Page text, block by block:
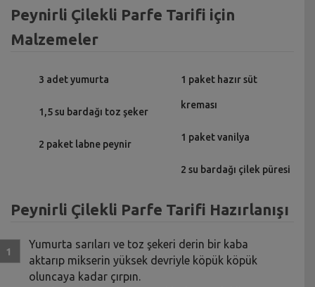
Peynirli Çilekli Parfe Tarifi için
Malzemeler
3 adet yumurta
1,5 su bardağı toz şeker
2 paket labne peynir
1 paket hazır süt
kreması
1 paket vanilya
2 su bardağı çilek püresi
Peynirli Çilekli Parfe Tarifi Hazırlanışı
Yumurta sarıları ve toz şekeri derin bir kaba
aktarıp mikserin yüksek devriyle köpük köpük
oluncaya kadar çırpın.